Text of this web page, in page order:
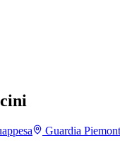
Guardia